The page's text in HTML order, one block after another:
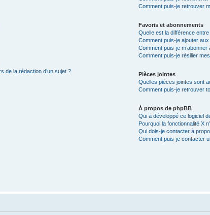
de la rédaction d’un sujet ?
Comment puis-je retrouver
Favoris et abonnements
Quelle est la différence
Comment puis-je ajouter
Comment puis-je
Comment puis-je résilier
Pièces jointes
Quelles pièces jointes sont
Comment puis-je retrouver
À propos de phpBB
Qui a développé ce logiciel
Pourquoi la fonctionnalité X
Qui dois-je contacter à
Comment puis-je contacter